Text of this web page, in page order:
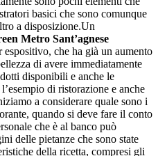
basici che sono comunque
a disposizione.Un
Metro Sant’agnese
che ha già un aumento
di avere immediatamente
disponibili e anche le
di ristorazione e anche
a considerare quale sono i
quando si deve fare il conto
che è al banco può
delle pietanze che sono state
della ricetta, compresi gli